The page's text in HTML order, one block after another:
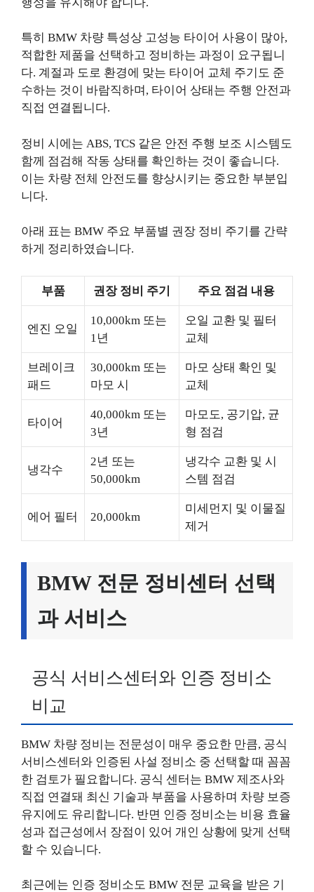
특히 BMW 차량 특성상 고성능 타이어 사용이 많아,
적합한 제품을 선택하고 정비하는 과정이 요구됩니
다. 계절과 도로 환경에 맞는 타이어 교체 주기도 준
수하는 것이 바람직하며, 타이어 상태는 주행 안전과
직접 연결됩니다.
정비 시에는 ABS, TCS 같은 안전 주행 보조 시스템도
함께 점검해 작동 상태를 확인하는 것이 좋습니다.
이는 차량 전체 안전도를 향상시키는 중요한 부분입
니다.
아래 표는 BMW 주요 부품별 권장 정비 주기를 간략
하게 정리하였습니다.
부품 권장 정비 주기 주요 점검 내용
엔진 오일
10,000km 또는
1년
오일 교환 및 필터
교체
브레이크
패드
30,000km 또는
마모 시
마모 상태 확인 및
교체
타이어
40,000km 또는
3년
마모도, 공기압, 균
형 점검
냉각수
2년 또는
50,000km
냉각수 교환 및 시
스템 점검
에어 필터 20,000km
미세먼지 및 이물질
제거
BMW 전문 정비센터 선택
과 서비스
공식 서비스센터와 인증 정비소
비교
BMW 차량 정비는 전문성이 매우 중요한 만큼, 공식
서비스센터와 인증된 사설 정비소 중 선택할 때 꼼꼼
한 검토가 필요합니다. 공식 센터는 BMW 제조사와
직접 연결돼 최신 기술과 부품을 사용하며 차량 보증
유지에도 유리합니다. 반면 인증 정비소는 비용 효율
성과 접근성에서 장점이 있어 개인 상황에 맞게 선택
할 수 있습니다.
최근에는 인증 정비소도 BMW 전문 교육을 받은 기